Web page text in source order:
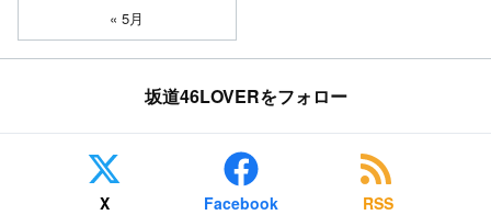
« 5月
坂道46LOVERをフォロー
X Facebook RSS